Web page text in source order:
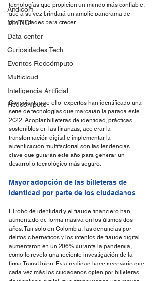
Andicom
MinTIC
Data center
Curiosidades Tech
Eventos Redcómputo
Multicloud
Inteligencia Artificial
Redcómputo
tecnologías que propicien un mundo más confiable,
que a su vez brindará un amplio panorama de
posibilidades para crecer.
Conscientes de ello, expertos han identificado una
serie de tecnologías que marcarán la parada este
2022. Adoptar billeteras de identidad, prácticas
sostenibles en las finanzas, acelerar la
transformación digital e implementar la
autenticación multifactorial son las tendencias
clave que guiarán este año para generar un
desarrollo tecnológico más seguro.
Mayor adopción de las billeteras de
identidad por parte de los ciudadanos
El robo de identidad y el fraude financiero han
aumentado de forma masiva en los últimos dos
años. Tan solo en Colombia, las denuncias por
delitos cibernéticos y los intentos de fraude digital
aumentaron en un 206% durante la pandemia,
como lo reveló una reciente investigación de la
firma TransUnion. Esta realidad hace necesario que
cada vez más los ciudadanos opten por billeteras